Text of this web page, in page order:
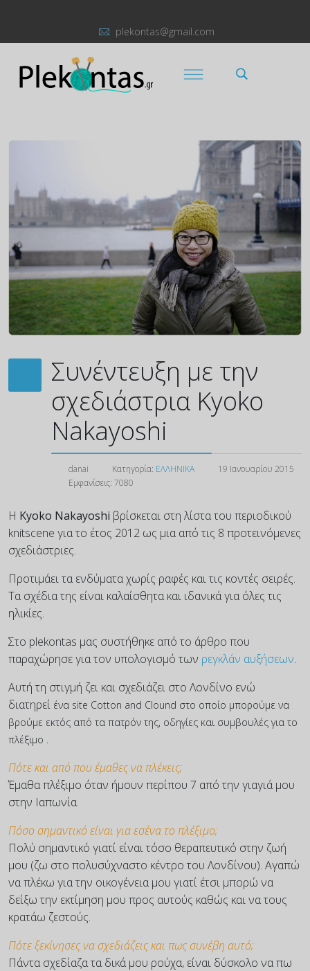
plekontas@gmail.com
Συνέντευξη με την
σχεδιάστρια Kyoko
Nakayoshi
danai Κατηγορία: ΕΛΛΗΝΙΚΑ
19 Ιανουαρίου 2015
Εμφανίσεις: 7080
H Kyoko Nakayoshi βρίσκεται στη λίστα του περιοδικού
knitscene για το έτος 2012 ως μια από τις 8 προτεινόμενες
σχεδιάστριες.
Προτιμάει τα ενδύματα χωρίς ραφές και τις κοντές σειρές.
Τα σχέδια της είναι καλαίσθητα και ιδανικά για όλες τις
ηλικίες.
Στο plekontas μας συστήθηκε από το άρθρο που
παραχώρησε για τον υπολογισμό των ρεγκλάν αυξήσεων.
Αυτή τη στιγμή ζει και σχεδιάζει στο Λονδίνο ενώ
διατηρεί ένα site Cotton and Clound στο οποίο μπορούμε να
βρούμε εκτός από τα πατρόν της, οδηγίες και συμβουλές για το
πλέξιμο .
Πότε και από που έμαθες να πλέκεις;
Έμαθα πλέξιμο όταν ήμουν περίπου 7 από την γιαγιά μου
στην Ιαπωνία.
Πόσο σημαντικό είναι για εσένα το πλέξιμο;
Πολύ σημαντικό γιατί είναι τόσο θεραπευτικό στην ζωή
μου (ζω στο πολυσύχναστο κέντρο του Λονδίνου). Αγαπώ
να πλέκω για την οικογένεια μου γιατί έτσι μπορώ να
δείξω την εκτίμηση μου προς αυτούς καθώς και να τους
κρατάω ζεστούς.
Πότε ξεκίνησες να σχεδιάζεις και πως συνέβη αυτό;
Πάντα σχεδίαζα τα δικά μου ρούχα, είναι δύσκολο να πω